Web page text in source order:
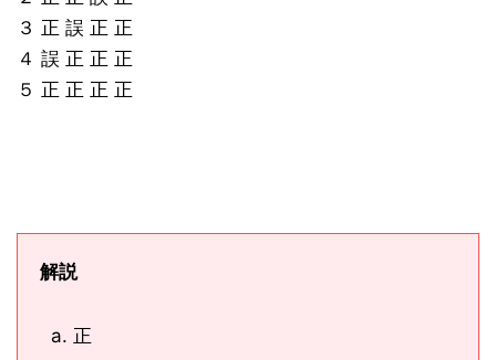
３ 正 誤 正 正
４ 誤 正 正 正
５ 正 正 正 正
解説
正